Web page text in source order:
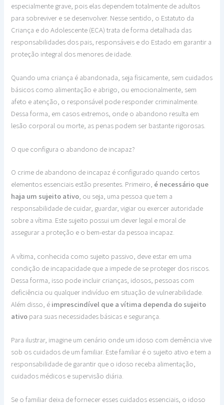
especialmente grave, pois elas dependem totalmente de adultos
para sobreviver e se desenvolver. Nesse sentido, o Estatuto da
Criança e do Adolescente (ECA) trata de forma detalhada das
responsabilidades dos pais, responsáveis e do Estado em garantir a
proteção integral dos menores de idade.
Quando uma criança é abandonada, seja fisicamente, sem cuidados
básicos como alimentação e abrigo, ou emocionalmente, sem
afeto e atenção, o responsável pode responder criminalmente.
Dessa forma, em casos extremos, onde o abandono resulta em
lesão corporal ou morte, as penas podem ser bastante rigorosas.
O que configura o abandono de incapaz?
O crime de abandono de incapaz é configurado quando certos
elementos essenciais estão presentes. Primeiro, é necessário que
haja um sujeito ativo, ou seja, uma pessoa que tem a
responsabilidade de cuidar, guardar, vigiar ou exercer autoridade
sobre a vítima. Este sujeito possui um dever legal e moral de
assegurar a proteção e o bem-estar da pessoa incapaz.
A vítima, conhecida como sujeito passivo, deve estar em uma
condição de incapacidade que a impede de se proteger dos riscos.
Dessa forma, isso pode incluir crianças, idosos, pessoas com
deficiência ou qualquer indivíduo em situação de vulnerabilidade.
Além disso, é imprescindível que a vítima dependa do sujeito
ativo para suas necessidades básicas e segurança.
Para ilustrar, imagine um cenário onde um idoso com demência vive
sob os cuidados de um familiar. Este familiar é o sujeito ativo e tem a
responsabilidade de garantir que o idoso receba alimentação,
cuidados médicos e supervisão diária.
Se o familiar deixa de fornecer esses cuidados essenciais, o idoso